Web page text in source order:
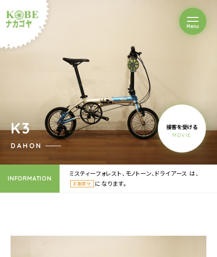
ルショップナカゴヤ
Menuを開閉
DAHON
K3 接客を受ける
MOVIE
INFORMATION
ミスティーフォレスト、モノトーン、ドライアース は、
お取寄せ になります。